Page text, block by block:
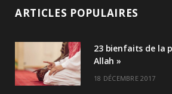
ARTICLES POPULAIRES
23 bienfaits de la
Allah »
18 DÉCEMBRE 2017